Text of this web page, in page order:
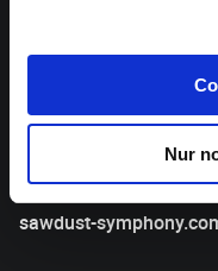
Nur
MITFAHRGELEGENHEIT
https://my-
WEITERE INFOS
sawdust-